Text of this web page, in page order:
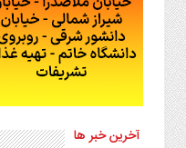
آخرین خبر ها